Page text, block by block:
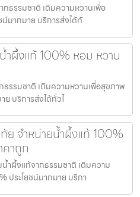
ธรรมชาติ เติมความหวานเพื่อ
มากมาย บริการส่งได้ทั
ำผึ้งแท้ 100% หอม หวาน
รรมชาติ เติมความหวานเพื่อสุขภาพ
ย บริการส่งได้ทั่วไ
ย จำหน่ายน้ำผึ้งแท้ 100%
าถูก
ำผึ้งแท้จากธรรมชาติ เติมความ
ประโยชน์มากมาย บริกา